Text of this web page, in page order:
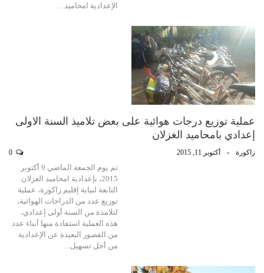
الإعدادية امحاميد…
عملية توزيع درجات هوائية على بعض تلاميذ السنة الاولى
إعدادي بامحاميد الغزلان
زاكورة أكتوبر 11, 2015
تم يوم الجمعة الماضي 9 أكتوبر
2015، بإعدادية امحاميد الغزلان
التابعة لنيابة إقليم زاكورة، عملية
توزيع عدد من الدراجات الهوائية،
لتلامذة من السنة أولى إعدادي،
هذه العملية استفادة منها أبناء عدد
من القصور البعيدة عن الإعدادية
من أجل تسهيل…